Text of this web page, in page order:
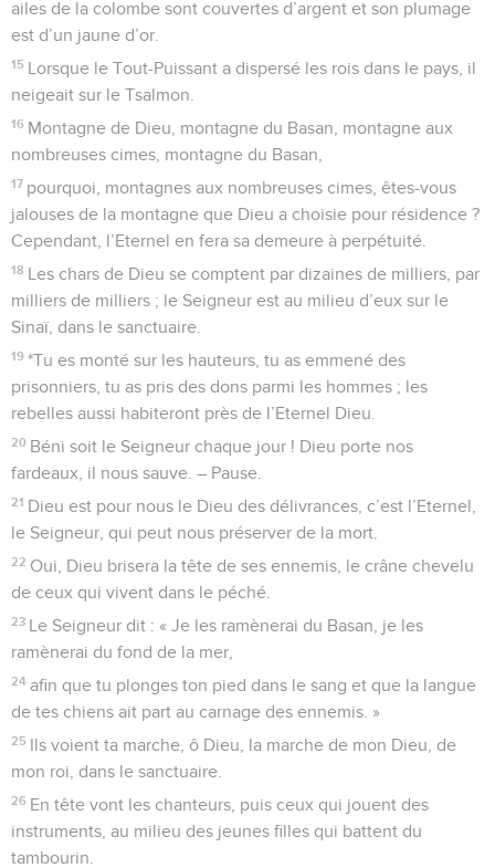
ailes de la colombe sont couvertes d’argent et son plumage
est d’un jaune d’or.
15 Lorsque le Tout-Puissant a dispersé les rois dans le pays, il
neigeait sur le Tsalmon.
16 Montagne de Dieu, montagne du Basan, montagne aux
nombreuses cimes, montagne du Basan,
17 pourquoi, montagnes aux nombreuses cimes, êtes-vous
jalouses de la montagne que Dieu a choisie pour résidence ?
Cependant, l’Eternel en fera sa demeure à perpétuité.
18 Les chars de Dieu se comptent par dizaines de milliers, par
milliers de milliers ; le Seigneur est au milieu d’eux sur le
Sinaï, dans le sanctuaire.
19 *Tu es monté sur les hauteurs, tu as emmené des
prisonniers, tu as pris des dons parmi les hommes ; les
rebelles aussi habiteront près de l’Eternel Dieu.
20 Béni soit le Seigneur chaque jour ! Dieu porte nos
fardeaux, il nous sauve. – Pause.
21 Dieu est pour nous le Dieu des délivrances, c’est l’Eternel,
le Seigneur, qui peut nous préserver de la mort.
22 Oui, Dieu brisera la tête de ses ennemis, le crâne chevelu
de ceux qui vivent dans le péché.
23 Le Seigneur dit : « Je les ramènerai du Basan, je les
ramènerai du fond de la mer,
24 afin que tu plonges ton pied dans le sang et que la langue
de tes chiens ait part au carnage des ennemis. »
25 Ils voient ta marche, ô Dieu, la marche de mon Dieu, de
mon roi, dans le sanctuaire.
26 En tête vont les chanteurs, puis ceux qui jouent des
instruments, au milieu des jeunes filles qui battent du
tambourin.